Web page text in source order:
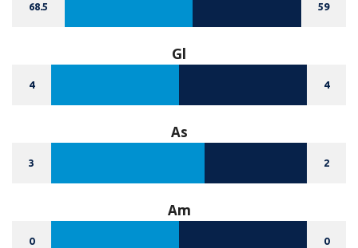
68.5 59
Gl
4 4
As
3 2
Am
0 0